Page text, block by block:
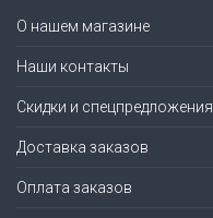
О нашем магазине
Наши контакты
Скидки и спецпредложения
Доставка заказов
Оплата заказов